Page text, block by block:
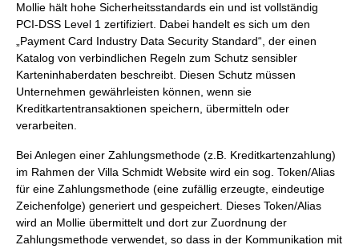
Mollie hält hohe Sicherheitsstandards ein und ist vollständig
PCI-DSS Level 1 zertifiziert. Dabei handelt es sich um den
„Payment Card Industry Data Security Standard“, der einen
Katalog von verbindlichen Regeln zum Schutz sensibler
Karteninhaberdaten beschreibt. Diesen Schutz müssen
Unternehmen gewährleisten können, wenn sie
Kreditkartentransaktionen speichern, übermitteln oder
verarbeiten.
Bei Anlegen einer Zahlungsmethode (z.B. Kreditkartenzahlung)
im Rahmen der Villa Schmidt Website wird ein sog. Token/Alias
für eine Zahlungsmethode (eine zufällig erzeugte, eindeutige
Zeichenfolge) generiert und gespeichert. Dieses Token/Alias
wird an Mollie übermittelt und dort zur Zuordnung der
Zahlungsmethode verwendet, so dass in der Kommunikation mit